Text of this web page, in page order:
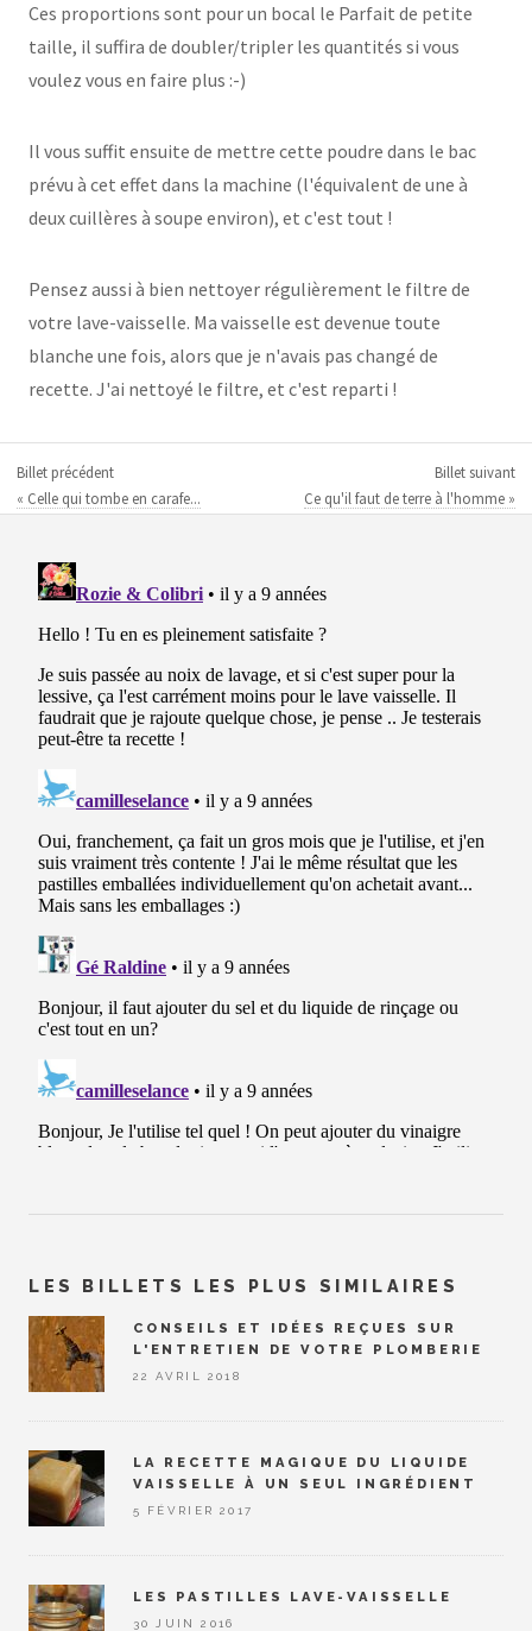
Ces proportions sont pour un bocal le Parfait de petite
taille, il suffira de doubler/tripler les quantités si vous
voulez vous en faire plus :-)
Il vous suffit ensuite de mettre cette poudre dans le bac
prévu à cet effet dans la machine (l'équivalent de une à
deux cuillères à soupe environ), et c'est tout !
Pensez aussi à bien nettoyer régulièrement le filtre de
votre lave-vaisselle. Ma vaisselle est devenue toute
blanche une fois, alors que je n'avais pas changé de
recette. J'ai nettoyé le filtre, et c'est reparti !
Billet précédent
« Celle qui tombe en carafe...
Billet suivant
Ce qu'il faut de terre à l'homme »
LES BILLETS LES PLUS SIMILAIRES
CONSEILS ET IDÉES REÇUES SUR
L'ENTRETIEN DE VOTRE PLOMBERIE
22 AVRIL 2018
LA RECETTE MAGIQUE DU LIQUIDE
VAISSELLE À UN SEUL INGRÉDIENT
5 FÉVRIER 2017
LES PASTILLES LAVE-VAISSELLE
30 JUIN 2016